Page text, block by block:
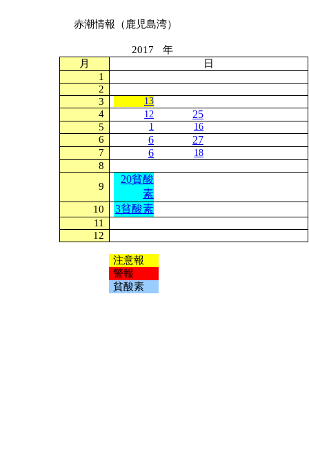
赤潮情報（鹿児島湾）
2017
年
月
日
1
2
3
13
4 12 25
5 1 16
6 6 27
7 6 18
8
9
20貧酸
素
10 3貧酸素
11
12
注意報
警報
貧酸素